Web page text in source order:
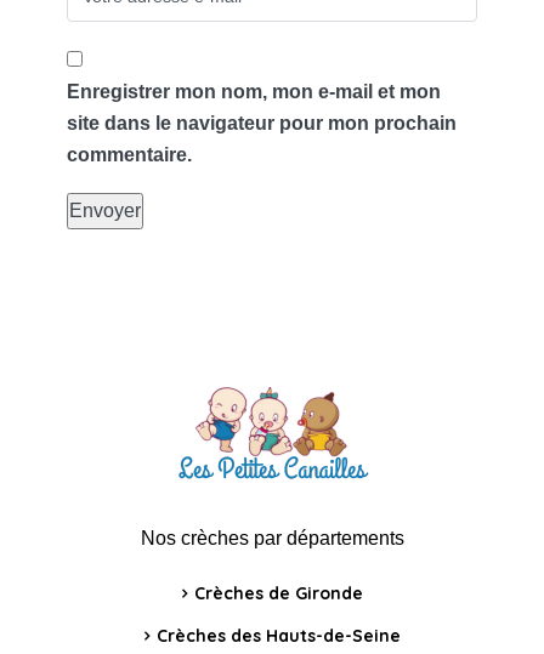
Enregistrer mon nom, mon e-mail et mon
site dans le navigateur pour mon prochain
commentaire.
Nos crèches par départements
Crèches de Gironde
Crèches des Hauts-de-Seine